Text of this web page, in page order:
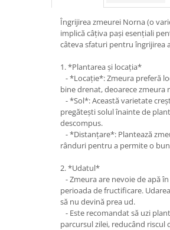
Îngrijirea zmeurei Norna (o
implică câțiva pași esențiali
câteva sfaturi pentru îngrijirea
1. *Plantarea și locația*
- *Locație*: Zmeura preferă
bine drenat, deoarece zmeura
- *Sol*: Această varietate
pregătești solul înainte de
descompus.
- *Distanțare*: Plantează
rânduri pentru a permite o
2. *Udatul*
- Zmeura are nevoie de apă
perioada de fructificare.
să nu devină prea ud.
- Este recomandat să uzi
parcursul zilei, reducând riscul